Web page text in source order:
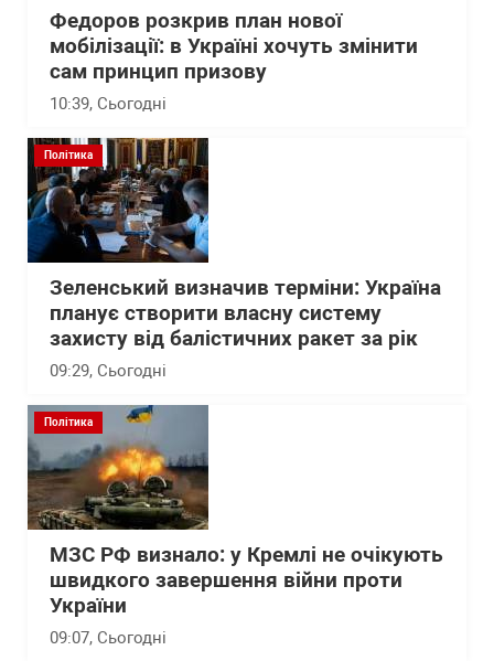
Федоров розкрив план нової
мобілізації: в Україні хочуть змінити
сам принцип призову
10:39, Сьогодні
Політика
Зеленський визначив терміни: Україна
планує створити власну систему
захисту від балістичних ракет за рік
09:29, Сьогодні
Політика
МЗС РФ визнало: у Кремлі не очікують
швидкого завершення війни проти
України
09:07, Сьогодні